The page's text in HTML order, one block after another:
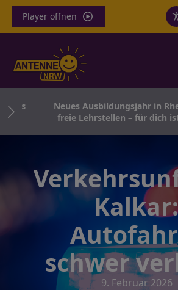
Player öffnen
Neues Ausbildungsjahr in
freie Lehrstellen – für dich ist
schwer
9. Februar 2026